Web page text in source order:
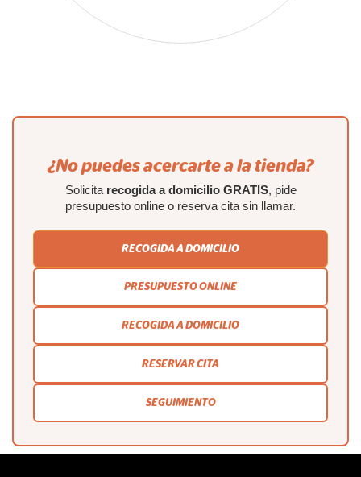
¿No puedes acercarte a la tienda?
Solicita recogida a domicilio GRATIS, pide
presupuesto online o reserva cita sin llamar.
RECOGIDA A DOMICILIO
PRESUPUESTO ONLINE
RECOGIDA A DOMICILIO
RESERVAR CITA
SEGUIMIENTO